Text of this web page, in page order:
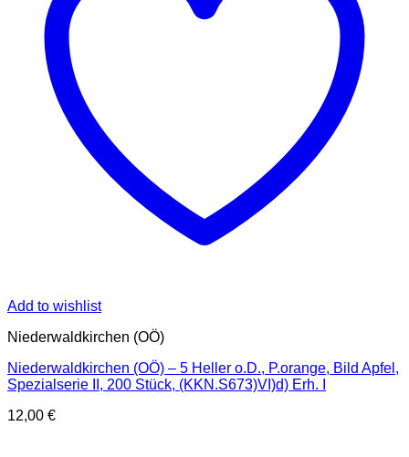
Add to wishlist
Niederwaldkirchen (OÖ)
Niederwaldkirchen (OÖ) – 5 Heller o.D., P.orange, Bild Apfel,
Spezialserie II, 200 Stück, (KKN.S673)VI)d) Erh. I
12,00 €